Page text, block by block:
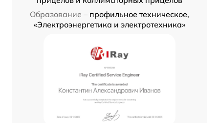
Образование – профильное техническое,
«Электроэнергетика и электротехника»